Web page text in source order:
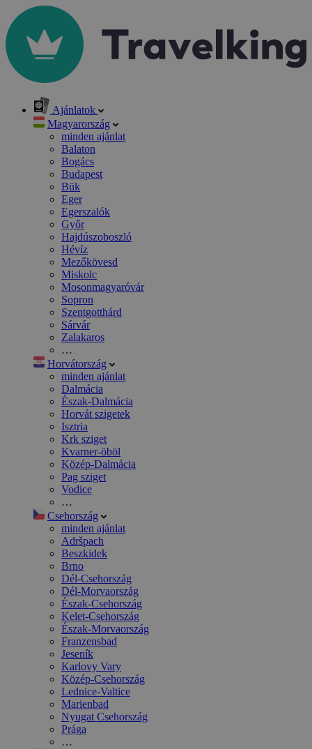
Ajánlatok
Magyarország
minden ajánlat
Balaton
Bogács
Budapest
Bük
Eger
Egerszalók
Győr
Hajdúszoboszló
Hévíz
Mezőkövesd
Miskolc
Mosonmagyaróvár
Sopron
Szentgotthárd
Sárvár
Zalakaros
…
Horvátország
minden ajánlat
Dalmácia
Észak-Dalmácia
Horvát szigetek
Isztria
Krk sziget
Kvarner-öböl
Közép-Dalmácia
Pag sziget
Vodice
…
Csehország
minden ajánlat
Adršpach
Beszkidek
Brno
Dél-Csehország
Dél-Morvaország
Észak-Csehország
Kelet-Csehország
Észak-Morvaország
Franzensbad
Jeseník
Karlovy Vary
Közép-Csehország
Lednice-Valtice
Marienbad
Nyugat Csehország
Prága
…